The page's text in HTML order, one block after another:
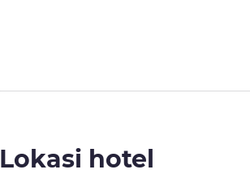
Lokasi hotel